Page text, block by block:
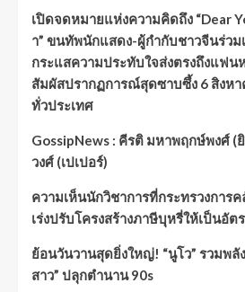
เปิดจดหมายแห่งความคิดถึง “Dear
า” ขนทัพนักแสดง-ผู้กำกับชาวจีนร่ว
กระแสความประทับใจส่งตรงถึงแฟน
สัมผัสปรากฏการณ์สุดซาบซึ้ง 6 สิงห
ทั่วประเทศ
GossipNews : คีรติ มหาพฤกษ์พงศ์ (
วงศ์ (เปเปอร์)
ความเห็นนักวิชาการที่กระทรวงการ
เร่งปรับโครงสร้างภาษีบุหรี่ให้เป็นอัต
ย้อนวันวานสุดยิ่งใหญ่! “นูโว” รวมพลั
สาว” ปลุกตำนาน 90s